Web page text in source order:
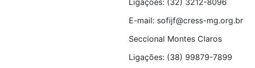
Ligações: (32) 3212-8096
E-mail: sofijf@cress-mg.org.br
Seccional Montes Claros
Ligações: (38) 99879-7899